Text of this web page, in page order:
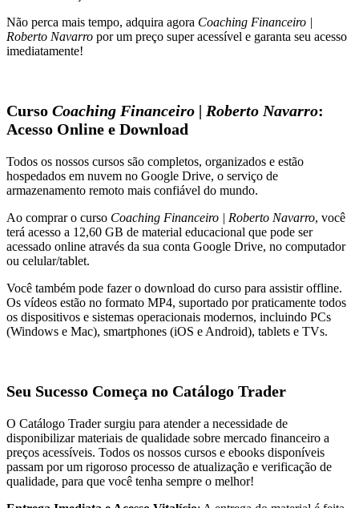
Não perca mais tempo, adquira agora Coaching Financeiro |
Roberto Navarro por um preço super acessível e garanta seu acesso
imediatamente!
Curso Coaching Financeiro | Roberto Navarro:
Acesso Online e Download
Todos os nossos cursos são completos, organizados e estão
hospedados em nuvem no Google Drive, o serviço de
armazenamento remoto mais confiável do mundo.
Ao comprar o curso Coaching Financeiro | Roberto Navarro, você
terá acesso a 12,60 GB de material educacional que pode ser
acessado online através da sua conta Google Drive, no computador
ou celular/tablet.
Você também pode fazer o download do curso para assistir offline.
Os vídeos estão no formato MP4, suportado por praticamente todos
os dispositivos e sistemas operacionais modernos, incluindo PCs
(Windows e Mac), smartphones (iOS e Android), tablets e TVs.
Seu Sucesso Começa no Catálogo Trader
O Catálogo Trader surgiu para atender a necessidade de
disponibilizar materiais de qualidade sobre mercado financeiro a
preços acessíveis. Todos os nossos cursos e ebooks disponíveis
passam por um rigoroso processo de atualização e verificação de
qualidade, para que você tenha sempre o melhor!